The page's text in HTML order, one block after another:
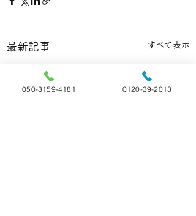
最新記事 すべて表示
050-3159-4181 0120-39-2013